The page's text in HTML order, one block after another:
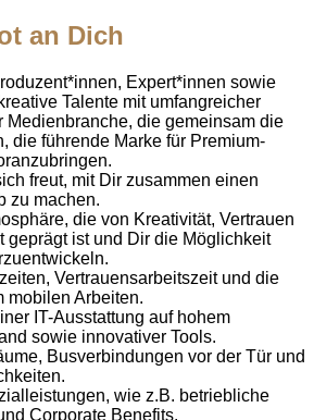
an Dich
Expert*innen sowie
Talente mit umfangreicher
Medienbranche, die gemeinsam die
die führende Marke für Premium-
freut, mit Dir zusammen einen
zu machen.
die von Kreativität, Vertrauen
geprägt ist und Dir die Möglichkeit
Vertrauensarbeitszeit und die
mobilen Arbeiten.
IT-Ausstattung auf hohem
sowie innovativer Tools.
Busverbindungen vor der Tür und
wie z.B. betriebliche
Corporate Benefits.